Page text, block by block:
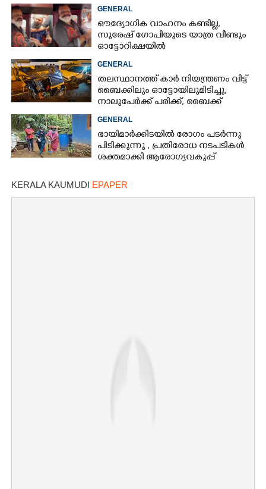
GENERAL
ഔദ്യോഗിക വാഹനം കണ്ടില്ല,
സുരേഷ് ഗോപിയുടെ യാത്ര വീണ്ടും
ഓട്ടോറിക്ഷയിൽ
GENERAL
തലസ്ഥാനത്ത് കാർ നിയന്ത്രണം വിട്ട്
ബൈക്കിലും ഓട്ടോയിലുമിടിച്ചു,​
നാലുപേർക്ക് പരിക്ക്,​ ബൈക്ക്
GENERAL
ഭായിമാർക്കിടയിൽ രോഗം പടർന്നു
പിടിക്കുന്നു ,​ പ്രതിരോധ നടപടികൾ
ശക്തമാക്കി ആരോഗ്യവകുപ്പ്
KERALA KAUMUDI EPAPER